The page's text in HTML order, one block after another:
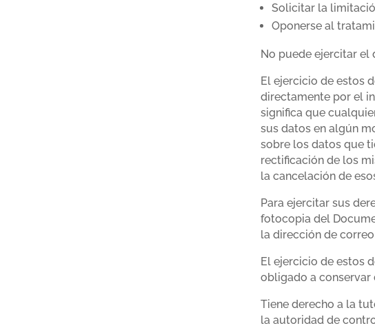
Solicitar la
Oponerse al
No puede ejercitar el
El ejercicio de estos
directamente por el
significa que
sus datos en algún
sobre los datos que
rectificación de los
la cancelación de
Para ejercitar sus
fotocopia del
la dirección de
El ejercicio de estos
obligado a conservar
Tiene derecho a la
la autoridad de